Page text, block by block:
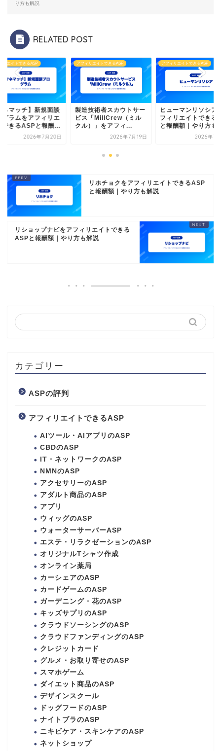
り方も解説
RELATED POST
リエイトできるASP
ネマッチ】新規面談
グラムをアフィリエ
できるASPと報酬...
2026年7月20日
アフィリエイトできるASP
製造技術者スカウトサー
ビス「MillCrew（ミル
クル）」をアフィ...
2026年7月19日
アフィリエイトできるASP
ヒューマンリソシア
フィリエイトできる
と報酬額｜やり方も
2026年7
リホチョクをアフィリエイトできるASP
と報酬額｜やり方も解説
リショップナビをアフィリエイトできる
ASPと報酬額｜やり方も解説
カテゴリー
ASPの評判
アフィリエイトできるASP
AIツール・AIアプリのASP
CBDのASP
IT・ネットワークのASP
NMNのASP
アクセサリーのASP
アダルト商品のASP
アプリ
ウィッグのASP
ウォーターサーバーASP
エステ・リラクゼーションのASP
オリジナルTシャツ作成
オンライン薬局
カーシェアのASP
カードゲームのASP
ガーデニング・花のASP
キッズサプリのASP
クラウドソーシングのASP
クラウドファンディングのASP
クレジットカード
グルメ・お取り寄せのASP
スマホゲーム
ダイエット商品のASP
デザインスクール
ドッグフードのASP
ナイトブラのASP
ニキビケア・スキンケアのASP
ネットショップ